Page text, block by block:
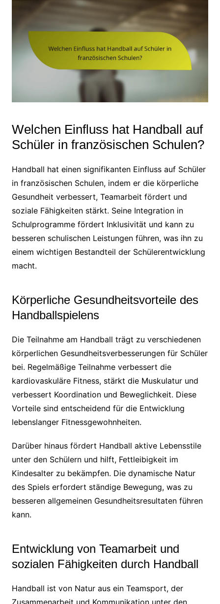
Welchen Einfluss hat Handball auf
Schüler in französischen Schulen?
Handball hat einen signifikanten Einfluss auf Schüler
in französischen Schulen, indem er die körperliche
Gesundheit verbessert, Teamarbeit fördert und
soziale Fähigkeiten stärkt. Seine Integration in
Schulprogramme fördert Inklusivität und kann zu
besseren schulischen Leistungen führen, was ihn zu
einem wichtigen Bestandteil der Schülerentwicklung
macht.
Körperliche Gesundheitsvorteile des
Handballspielens
Die Teilnahme am Handball trägt zu verschiedenen
körperlichen Gesundheitsverbesserungen für Schüler
bei. Regelmäßige Teilnahme verbessert die
kardiovaskuläre Fitness, stärkt die Muskulatur und
verbessert Koordination und Beweglichkeit. Diese
Vorteile sind entscheidend für die Entwicklung
lebenslanger Fitnessgewohnheiten.
Darüber hinaus fördert Handball aktive Lebensstile
unter den Schülern und hilft, Fettleibigkeit im
Kindesalter zu bekämpfen. Die dynamische Natur
des Spiels erfordert ständige Bewegung, was zu
besseren allgemeinen Gesundheitsresultaten führen
kann.
Entwicklung von Teamarbeit und
sozialen Fähigkeiten durch Handball
Handball ist von Natur aus ein Teamsport, der
Zusammenarbeit und Kommunikation unter den